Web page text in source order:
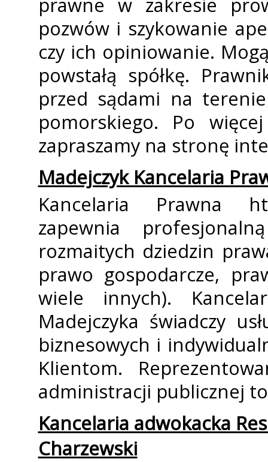
prawne w zakresie
pozwów i szykowanie
czy ich opiniowanie.
powstałą spółkę.
przed sądami na
pomorskiego. Po
zapraszamy na stronę
Madejczyk Kancelaria
Kancelaria Prawna
zapewnia
rozmaitych dziedzin
prawo gospodarcze,
wiele innych).
Madejczyka świadczy
biznesowych i
Klientom.
administracji publicznej
Kancelaria adwokacka
Charzewski